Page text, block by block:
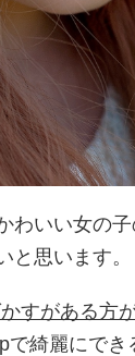
わいい女の
と思います。
すがある方
で綺麗にでき